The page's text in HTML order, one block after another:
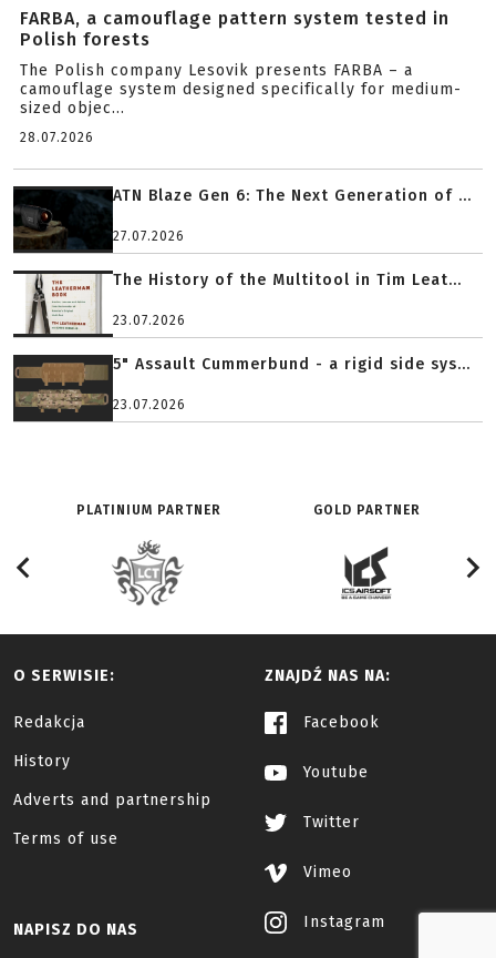
FARBA, a camouflage pattern system tested in
Polish forests
The Polish company Lesovik presents FARBA – a
camouflage system designed specifically for medium-
sized objec...
28.07.2026
ATN Blaze Gen 6: The Next Generation of ...
27.07.2026
The History of the Multitool in Tim Leat...
23.07.2026
5" Assault Cummerbund - a rigid side sys...
23.07.2026
PLATINIUM PARTNER GOLD PARTNER
O SERWISIE:
Redakcja
History
Adverts and partnership
Terms of use
ZNAJDŹ NAS NA:
Facebook
Youtube
Twitter
Vimeo
Instagram
NAPISZ DO NAS